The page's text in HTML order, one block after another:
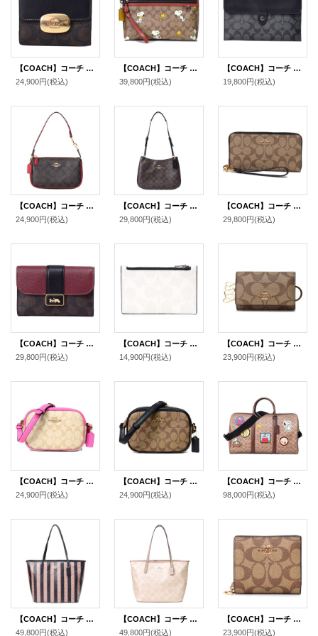
【COACH】コーチ コーティングキャンバス レザー シグネチャー スモール エライザ ロゴ ウォレット 二つ折り財布 ブラウン×ブラック〔日本未発売〕
24,900円(税込)
【COACH】コーチ コーティングキャンバス レザー シグネチャー ピーナッツ コラボ スヌーピー ポーチ クラッチバッグ カーキマルチ〔日本未発売〕
39,800円(税込)
【COACH】コーチ ipadケース PCケース コーティングキャンバス カーフレザー シグネチャー ミニ タブレット スリーブ iPad iPhone スマホ テック ケース チャコール〔日本未発売〕
19,800円(税込)
【COACH】コーチ バッグ コーティングキャンバス レザー シグネチャー ノリータ 19 リストレット マルチ ポーチ ハンドバッグ ブラウン×レッド〔日本未発売〕
24,900円(税込)
【COACH】コーチ コーティングキャンバス レザー シグネチャー ペネロペ ロゴ ショルダー ハンドバッグ ブラウン×ブラック(日本未発売）
29,800円(税込)
【COACH】コーチ コーティングキャンバス スムースレザー シグネチャー リストレット ロング ジップ アラウンド 長財布 カーキ×ブラック（日本未発売）
29,800円(税込)
【COACH】コーチ コーティングキャンバス レザー シグネチャー グレース ミディアム ウォレット フラップ 二つ折り財布 ブラウンブラックマルチ（日本未発売）
29,800円(税込)
【COACH】コーチ コーティングキャンバス レザー シグネチャー ジップ カードケース コインケース 小銭入れ チャーク×ブラックマルチ〔日本未発売〕
14,900円(税込)
【COACH】コーチ コーティングキャンバス シグネチャー5連 リング スマートキー対応 キーケース カーキ×サドル2（日本未発売）
23,900円(税込)
【COACH】コーチ コーティングキャンバス レザー シグネチャー ミニ カメラバッグ クロスボディー ショルダーバッグ ライトカーキ×ペチュニア（日本未発売）
24,900円(税込)
【COACH】コーチ コーティングキャンバス レザー シグネチャー ミニ カメラバッグ クロスボディー ショルダーバッグ カーキ×ブラック（日本未発売）
24,900円(税込)
【COACH】コーチ スヌーピー バッグ ピーナッツ コラボ ボストンバッグ コーティングキャンバス レザー シグネチャー ベンチュラー ワッペン パッチ 2way ショルダー ボストンバッグ タンマルチ〔日本未発売〕
98,000円(税込)
【COACH】コーチ バッグ コーティングキャンバス レザー シグネチャー ストライプ ロゴ シティ トートバッグ ウォルナット×タン〔日本未発売〕
49,800円(税込)
【COACH】コーチ バッグ トート コーティングキャンバス レザー シグネチャー ロゴ ラージ シティ トートバッグ サンド×トープ〔日本未発売〕
49,800円(税込)
【COACH】コーチ コーティングキャンバス スムースレザー シグネチャー ロゴチャーム スナップ ウォレット 二つ折り 財布 カーキレッドウッド（日本未発売）
23,900円(税込)